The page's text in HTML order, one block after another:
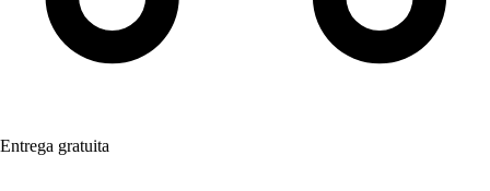
Entrega gratuita